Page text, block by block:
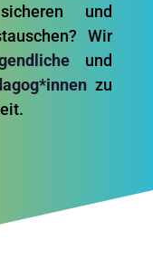
und
Wir
und
zu